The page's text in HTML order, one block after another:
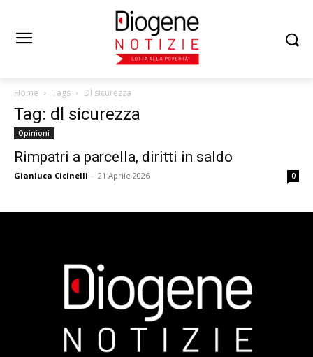
Home Tags Dl sicurezza
Tag: dl sicurezza
Opinioni
Rimpatri a parcella, diritti in saldo
Gianluca Cicinelli - 21 Aprile 2026 0